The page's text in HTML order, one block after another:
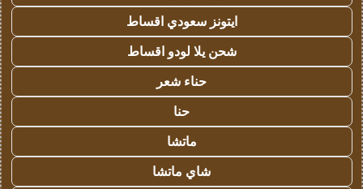
ايتونز سعودي اقساط
شحن يلا لودو اقساط
حناء شعر
حنا
ماتشا
شاي ماتشا